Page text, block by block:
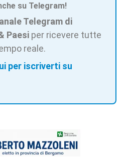
su Telegram!
Telegram di
Paesi per ricevere tutte
reale.
per iscriverti su